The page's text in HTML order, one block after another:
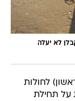
לא יעלה
לחולות
על תחילת